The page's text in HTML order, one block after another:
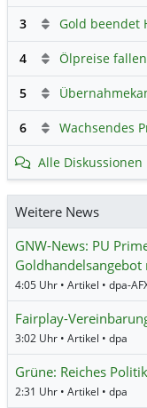
3
4
5
6
Alle Diskussionen
Weitere News
GNW-News: PU
4:05 Uhr • Artikel • dpa-
Fairplay-
3:02 Uhr • Artikel • dpa
Grüne: Reiches
2:31 Uhr • Artikel • dpa